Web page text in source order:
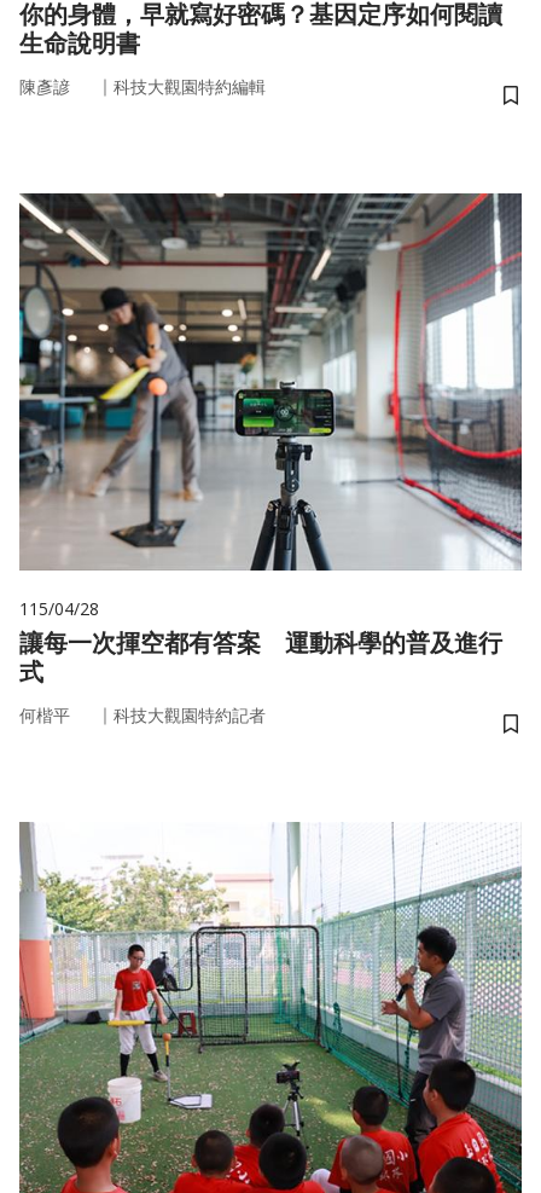
你的身體，早就寫好密碼？基因定序如何閱讀
生命說明書
陳彥諺 ｜ 科技大觀園特約編輯
儲
115/04/28
讓每一次揮空都有答案 運動科學的普及進行
式
何楷平 ｜ 科技大觀園特約記者
儲